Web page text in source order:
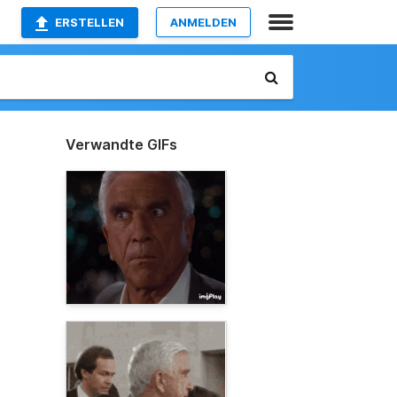
ERSTELLEN ANMELDEN
Verwandte GIFs